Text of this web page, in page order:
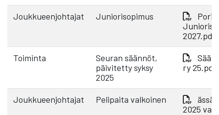
Joukkueenjohtajat Juniorisopimus
2027.pdf
Toiminta
Seuran säännöt,
päivitetty syksy
2025
ry 25.pdf
Joukkueenjohtajat Pelipaita valkoinen
2025